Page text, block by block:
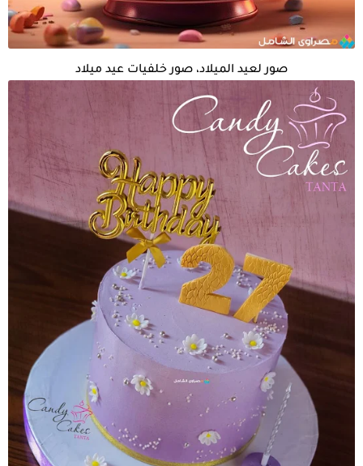
صور لعيد الميلاد، صور خلفيات عيد ميلاد